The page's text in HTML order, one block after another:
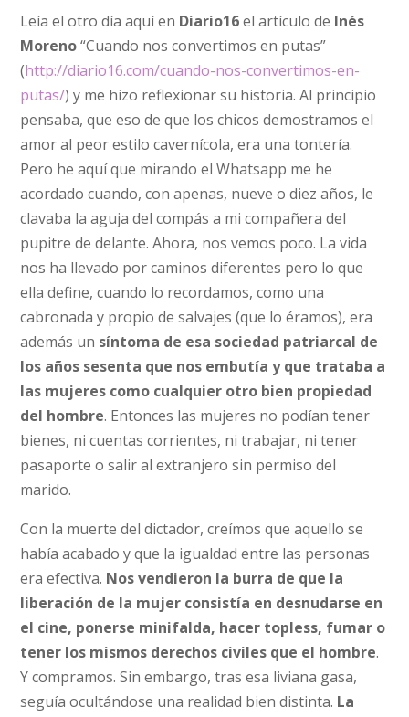
Leía el otro día aquí en Diario16el artículo de Inés
Moreno“Cuando nos convertimos en putas”
(http://diario16.com/cuando-nos-convertimos-en-
putas/) y me hizo reflexionar su historia. Al principio
pensaba, que eso de que los chicos demostramos el
amor al peor estilo cavernícola, era una tontería.
Pero he aquí que mirando el Whatsapp me he
acordado cuando, con apenas, nueve o diez años, le
clavaba la aguja del compás a mi compañera del
pupitre de delante. Ahora, nos vemos poco. La vida
nos ha llevado por caminos diferentes pero lo que
ella define, cuando lo recordamos, como una
cabronada y propio de salvajes (que lo éramos), era
además un síntoma de esa sociedad patriarcal de
los años sesenta que nos embutía y que trataba a
las mujeres como cualquier otro bien propiedad
del hombre. Entonces las mujeres no podían tener
bienes, ni cuentas corrientes, ni trabajar, ni tener
pasaporte o salir al extranjero sin permiso del
marido.
Con la muerte del dictador, creímos que aquello se
había acabado y que la igualdad entre las personas
era efectiva. Nos vendieron la burra de que la
liberación de la mujer consistía en desnudarse en
el cine, ponerse minifalda, hacer topless, fumar o
tener los mismos derechos civiles que el hombre.
Y compramos. Sin embargo, tras esa liviana gasa,
seguía ocultándose una realidad bien distinta. La